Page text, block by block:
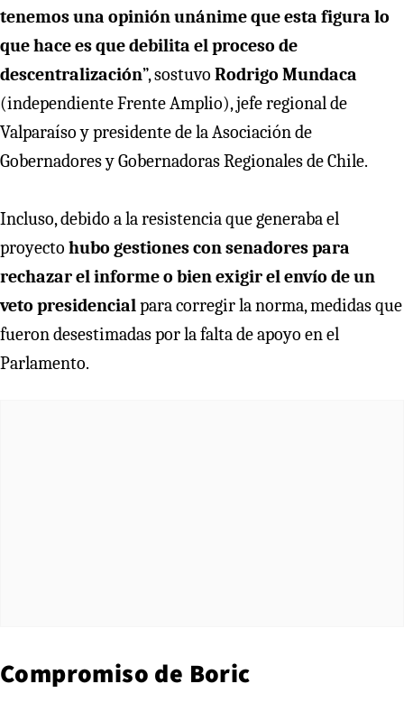
tenemos una opinión unánime que esta figura lo
que hace es que debilita el proceso de
descentralización”, sostuvo Rodrigo Mundaca
(independiente Frente Amplio), jefe regional de
Valparaíso y presidente de la Asociación de
Gobernadores y Gobernadoras Regionales de Chile.
Incluso, debido a la resistencia que generaba el
proyecto hubo gestiones con senadores para
rechazar el informe o bien exigir el envío de un
veto presidencial para corregir la norma, medidas que
fueron desestimadas por la falta de apoyo en el
Parlamento.
Compromiso de Boric